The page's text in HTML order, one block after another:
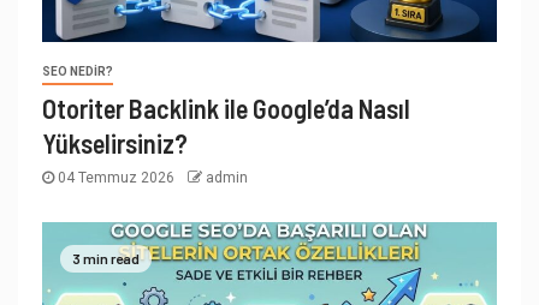
SEO NEDIR?
Otoriter Backlink ile Google’da Nasıl
Yükselirsiniz?
04 Temmuz 2026 admin
3 min read